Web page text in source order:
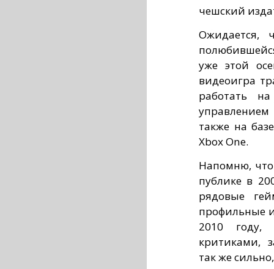
чешский
Ожидается,
уже этой
видеоигра
работать
также на
Xbox One.
Напомню,
публике в
рядовые
профильные
2010
критиками,
так же